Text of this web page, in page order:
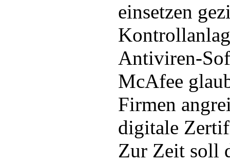
einsetzen
Antiviren-
McAfee
Firmen
digitale
Zur Zeit soll